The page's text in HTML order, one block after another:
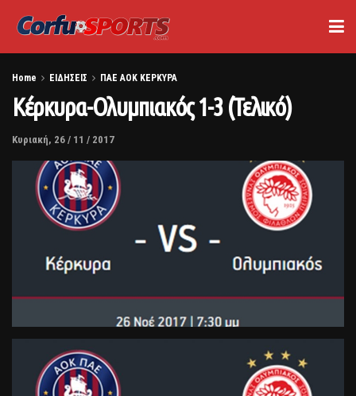
Home ΕΙΔΗΣΕΙΣ ΠΑΕ ΑΟΚ ΚΕΡΚΥΡΑ
Κέρκυρα-Ολυμπιακός 1-3 (Τελικό)
Κυριακή, 26 / 11 / 2017